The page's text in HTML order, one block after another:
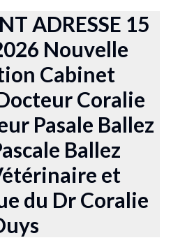
ADRESSE 15
Ballez
et
du Dr Coralie